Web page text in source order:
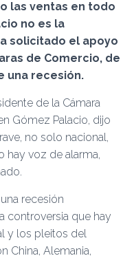
N
las ventas en todo
no es la
solicitado el apoyo
de Comercio, de
una recesión.
de la Cámara
Gómez Palacio, dijo
no solo nacional,
hay voz de alarma,
recesión
controversia que hay
y los pleitos del
China, Alemania,